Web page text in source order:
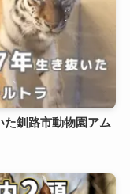
た釧路市動物園アム